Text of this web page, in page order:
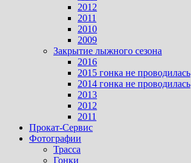
2012
2011
2010
2009
Закрытие лыжного сезона
2016
2015 гонка не проводилась
2014 гонка не проводилась
2013
2012
2011
Прокат-Сервис
Фотографии
Трасса
Гонки